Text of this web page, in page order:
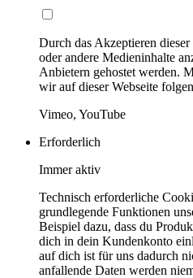
Durch das Akzeptieren
oder andere Medieninhalte
Anbietern gehostet werden.
wir auf dieser Webseite
Vimeo, YouTube
Erforderlich
Immer aktiv
Technisch erforderliche
grundlegende Funktionen
Beispiel dazu, dass du
dich in dein Kundenkonto
auf dich ist für uns dadurch
anfallende Daten werden